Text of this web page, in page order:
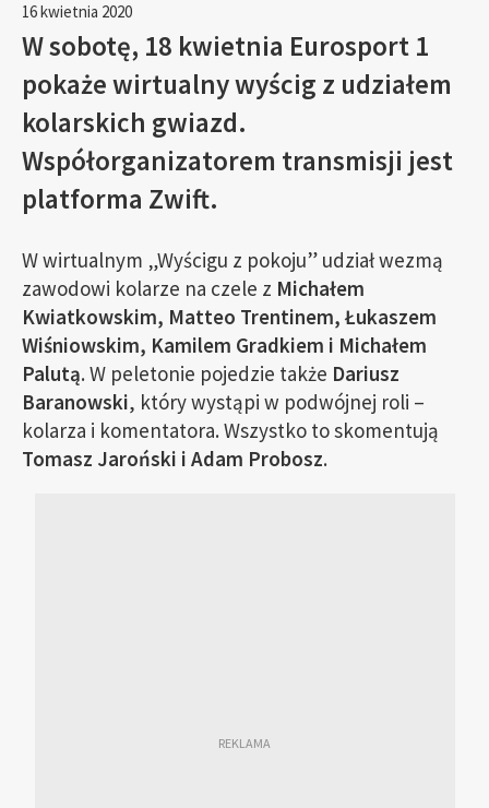
16 kwietnia 2020
W sobotę, 18 kwietnia Eurosport 1
pokaże wirtualny wyścig z udziałem
kolarskich gwiazd.
Współorganizatorem transmisji jest
platforma Zwift.
W wirtualnym „Wyścigu z pokoju” udział wezmą
zawodowi kolarze na czele z Michałem
Kwiatkowskim, Matteo Trentinem, Łukaszem
Wiśniowskim, Kamilem Gradkiem i Michałem
Palutą. W peletonie pojedzie także Dariusz
Baranowski, który wystąpi w podwójnej roli –
kolarza i komentatora. Wszystko to skomentują
Tomasz Jaroński i Adam Probosz.